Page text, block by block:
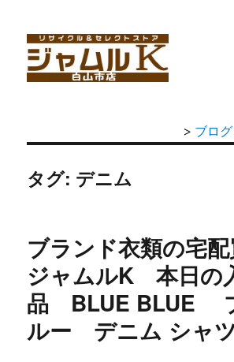
> ブログ
タグ: デニム
ブランド衣類の宅
ジャムルK 本日の
品 BLUE BLUE
ルー デニム シャ